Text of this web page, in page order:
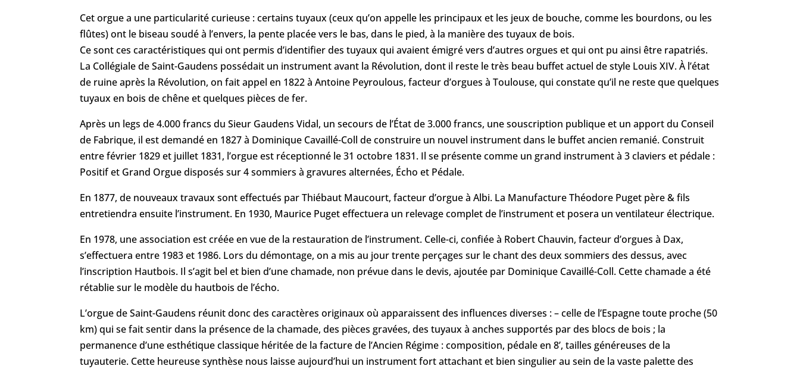
Cet orgue a une particularité curieuse : certains tuyaux (ceux qu’on appelle les principaux et les jeux de bouche, comme les bourdons, ou les
flûtes) ont le biseau soudé à l’envers, la pente placée vers le bas, dans le pied, à la manière des tuyaux de bois.
Ce sont ces caractéristiques qui ont permis d’identifier des tuyaux qui avaient émigré vers d’autres orgues et qui ont pu ainsi être rapatriés.
La Collégiale de Saint-Gaudens possédait un instrument avant la Révolution, dont il reste le très beau buffet actuel de style Louis XIV. À l’état
de ruine après la Révolution, on fait appel en 1822 à Antoine Peyroulous, facteur d’orgues à Toulouse, qui constate qu’il ne reste que quelques
tuyaux en bois de chêne et quelques pièces de fer.
Après un legs de 4.000 francs du Sieur Gaudens Vidal, un secours de l’État de 3.000 francs, une souscription publique et un apport du Conseil
de Fabrique, il est demandé en 1827 à Dominique Cavaillé-Coll de construire un nouvel instrument dans le buffet ancien remanié. Construit
entre février 1829 et juillet 1831, l’orgue est réceptionné le 31 octobre 1831. Il se présente comme un grand instrument à 3 claviers et pédale :
Positif et Grand Orgue disposés sur 4 sommiers à gravures alternées, Écho et Pédale.
En 1877, de nouveaux travaux sont effectués par Thiébaut Maucourt, facteur d’orgue à Albi. La Manufacture Théodore Puget père & fils
entretiendra ensuite l’instrument. En 1930, Maurice Puget effectuera un relevage complet de l’instrument et posera un ventilateur électrique.
En 1978, une association est créée en vue de la restauration de l’instrument. Celle-ci, confiée à Robert Chauvin, facteur d’orgues à Dax,
s’effectuera entre 1983 et 1986. Lors du démontage, on a mis au jour trente perçages sur le chant des deux sommiers des dessus, avec
l’inscription Hautbois. Il s’agit bel et bien d’une chamade, non prévue dans le devis, ajoutée par Dominique Cavaillé-Coll. Cette chamade a été
rétablie sur le modèle du hautbois de l’écho.
L’orgue de Saint-Gaudens réunit donc des caractères originaux où apparaissent des influences diverses : – celle de l’Espagne toute proche (50
km) qui se fait sentir dans la présence de la chamade, des pièces gravées, des tuyaux à anches supportés par des blocs de bois ; la
permanence d’une esthétique classique héritée de la facture de l’Ancien Régime : composition, pédale en 8’, tailles généreuses de la
tuyauterie. Cette heureuse synthèse nous laisse aujourd’hui un instrument fort attachant et bien singulier au sein de la vaste palette des